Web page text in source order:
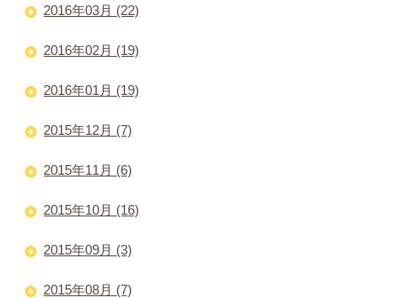
2016年03月 (22)
2016年02月 (19)
2016年01月 (19)
2015年12月 (7)
2015年11月 (6)
2015年10月 (16)
2015年09月 (3)
2015年08月 (7)